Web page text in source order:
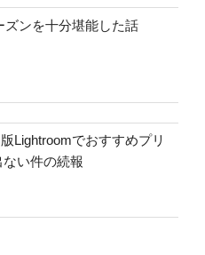
ズンを十分堪能した話
Lightroomでおすすめプリ
い件の続報